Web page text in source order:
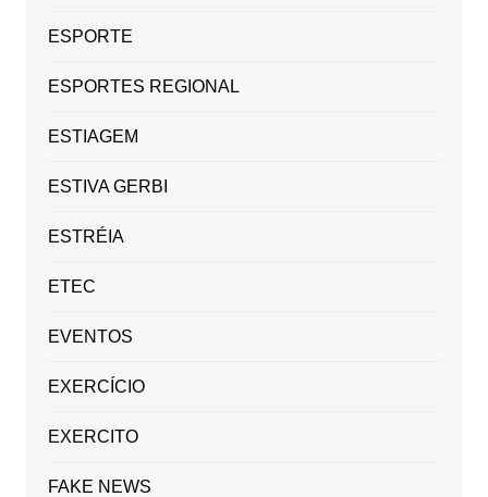
ESPORTE
ESPORTES REGIONAL
ESTIAGEM
ESTIVA GERBI
ESTRÉIA
ETEC
EVENTOS
EXERCÍCIO
EXERCITO
FAKE NEWS